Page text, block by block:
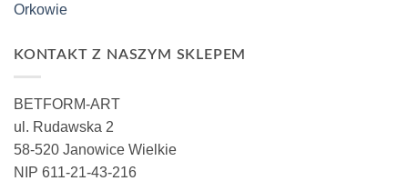
Orkowie
KONTAKT Z NASZYM SKLEPEM
BETFORM-ART
ul. Rudawska 2
58-520 Janowice Wielkie
NIP 611-21-43-216